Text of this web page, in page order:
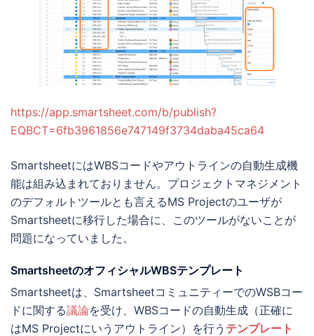
https://app.smartsheet.com/b/publish?
EQBCT=6fb3961856e747149f3734daba45ca64
SmartsheetにはWBSコードやアウトラインの自動生成機
能は組み込まれておりません。プロジェクトマネジメント
のデフォルトツールとも言えるMS Projectのユーザが
Smartsheetに移行した場合に、このツールがないことが
問題になっていました。
SmartsheetのオフィシャルWBSテンプレート
Smartsheetは、SmartsheetコミュニティーでのWSBコー
ドに関する議論を受け、WBSコードの自動生成（正確に
はMS Projectにいうアウトライン）を行う テンプレート